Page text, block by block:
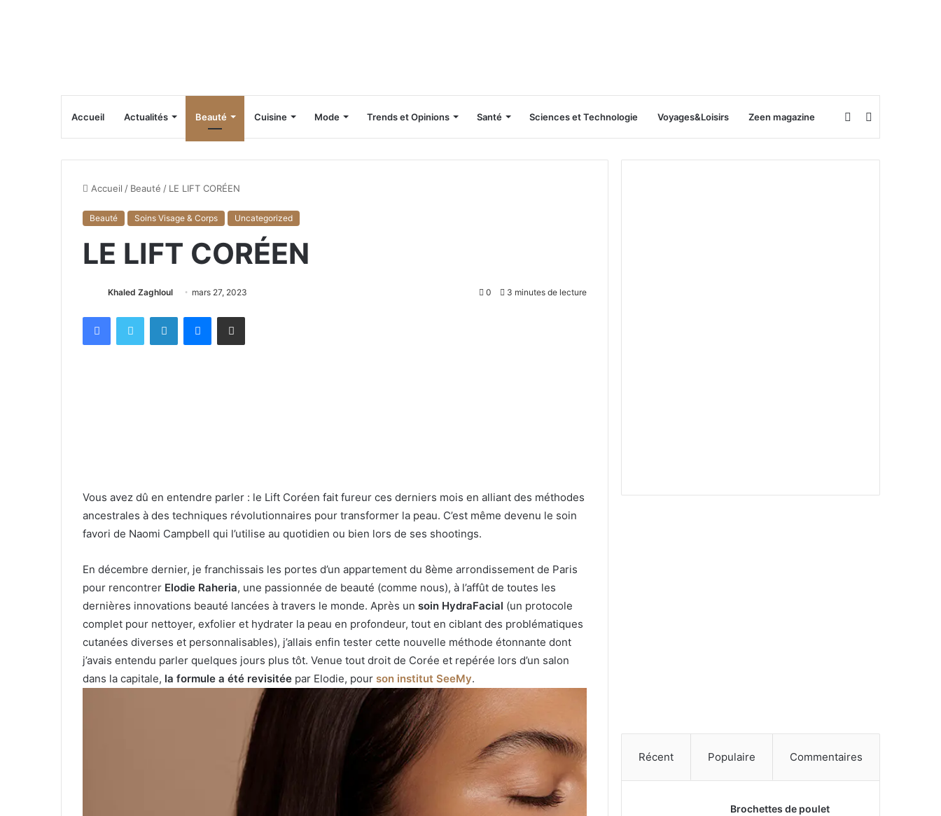
Accueil Actualités Beauté Cuisine Mode Trends et Opinions Santé Sciences et Technologie Voyages&Loisirs Zeen magazine
skin
Rechercher
Accueil / Beauté / LE LIFT CORÉEN
Beauté Soins Visage & Corps Uncategorized
LE LIFT CORÉEN
Khaled Zaghloul mars 27, 2023 0 3 minutes de lecture
Vous avez dû en entendre parler : le Lift Coréen fait fureur ces derniers mois en alliant des méthodes
ancestrales à des techniques révolutionnaires pour transformer la peau. C’est même devenu le soin
favori de Naomi Campbell qui l’utilise au quotidien ou bien lors de ses shootings.
En décembre dernier, je franchissais les portes d’un appartement du 8ème arrondissement de Paris
pour rencontrer Elodie Raheria, une passionnée de beauté (comme nous), à l’affût de toutes les
dernières innovations beauté lancées à travers le monde. Après un soin HydraFacial (un protocole
complet pour nettoyer, exfolier et hydrater la peau en profondeur, tout en ciblant des problématiques
cutanées diverses et personnalisables), j’allais enfin tester cette nouvelle méthode étonnante dont
j’avais entendu parler quelques jours plus tôt. Venue tout droit de Corée et repérée lors d’un salon
dans la capitale, la formule a été revisitée par Elodie, pour son institut SeeMy.
Récent Populaire Commentaires
Brochettes de poulet